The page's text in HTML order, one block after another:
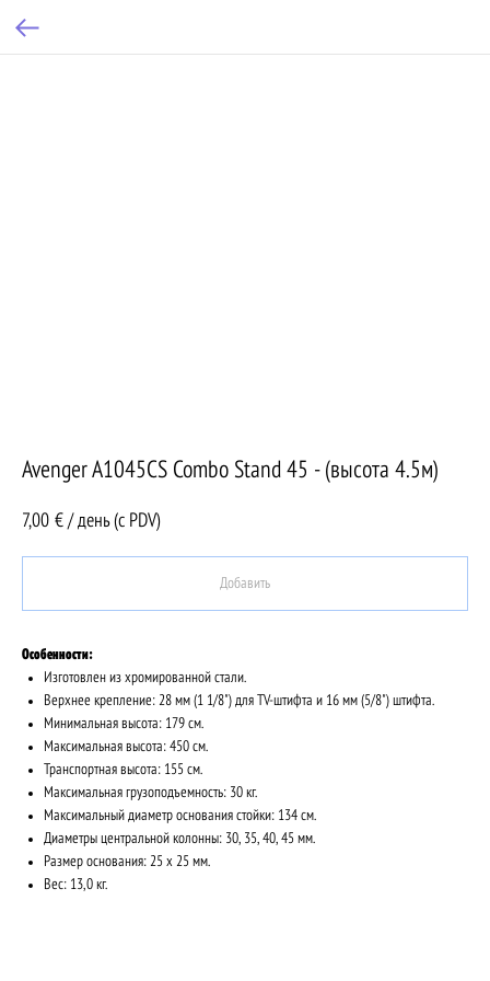
Avenger A1045CS Combo Stand 45 - (высота 4.5м)
7,00 € / день (c PDV)
Добавить
Особенности:
Изготовлен из хромированной стали.
Верхнее крепление: 28 мм (1 1/8") для TV-штифта и 16 мм (5/8") штифта.
Минимальная высота: 179 см.
Максимальная высота: 450 см.
Транспортная высота: 155 см.
Максимальная грузоподъемность: 30 кг.
Максимальный диаметр основания стойки: 134 см.
Диаметры центральной колонны: 30, 35, 40, 45 мм.
Размер основания: 25 x 25 мм.
Вес: 13,0 кг.